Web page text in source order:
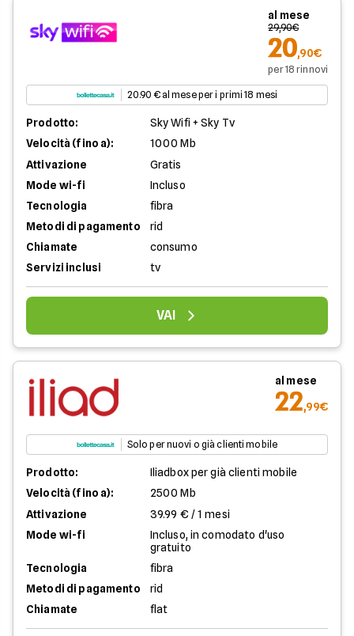
al mese
29,90€
20,90€
per 18 rinnovi
20.90 € al mese per i primi 18 mesi
Prodotto:
Sky Wifi + Sky Tv
Velocità (fino a):
1000 Mb
Attivazione
Gratis
Mode wi-fi
Incluso
Tecnologia
fibra
Metodi di pagamento
rid
Chiamate
consumo
Servizi inclusi
tv
VAI
al mese
22,99€
Solo per nuovi o già clienti mobile
Prodotto:
Iliadbox per già clienti mobile
Velocità (fino a):
2500 Mb
Attivazione
39.99 € / 1 mesi
Mode wi-fi
Incluso, in comodato d'uso
gratuito
Tecnologia
fibra
Metodi di pagamento
rid
Chiamate
flat